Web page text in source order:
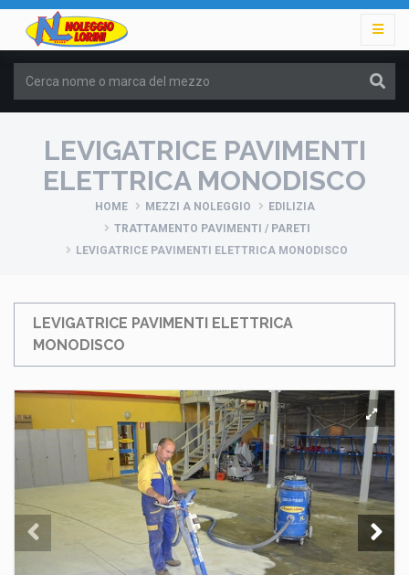
LEVIGATRICE PAVIMENTI
ELETTRICA MONODISCO
HOME MEZZI A NOLEGGIO
EDILIZIA
TRATTAMENTO PAVIMENTI / PARETI
LEVIGATRICE PAVIMENTI ELETTRICA MONODISCO
LEVIGATRICE PAVIMENTI ELETTRICA
MONODISCO